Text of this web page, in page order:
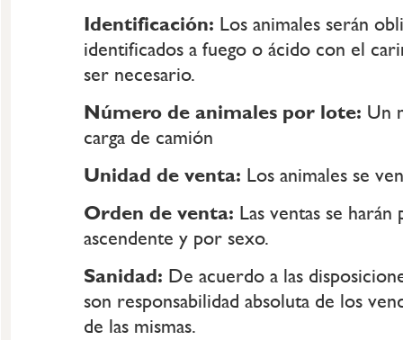
Identificación: Los animales serán
identificados a fuego o ácido con el
ser necesario.
Número de animales por lote: Un
carga de camión
Unidad de venta: Los animales se
Orden de venta: Las ventas se
ascendente y por sexo.
Sanidad: De acuerdo a las
son responsabilidad absoluta de los
de las mismas.